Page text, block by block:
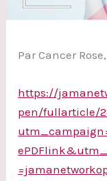
Par Cancer
https://
pen/fullarticle/